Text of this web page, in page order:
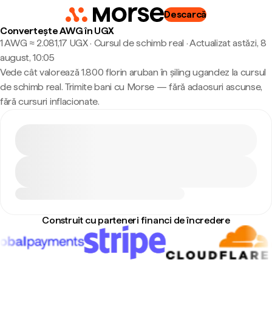
Descarcă
Convertește AWG în UGX
1 AWG ≈ 2.081,17 UGX · Cursul de schimb real ·Actualizat astăzi, 8
august, 10:05
Vede cât valorează 1.800 florin aruban în șiling ugandez la cursul
de schimb real. Trimite bani cu Morse — fără adaosuri ascunse,
fără cursuri inflacionate.
Construit cu parteneri financi de încredere